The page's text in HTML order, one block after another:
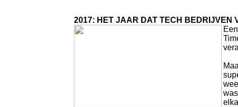
2017: HET JAAR DAT TECH BEDRIJVEN